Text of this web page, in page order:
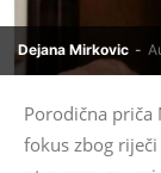
Dejana Mirkovic -
Porodična priča
fokus zbog